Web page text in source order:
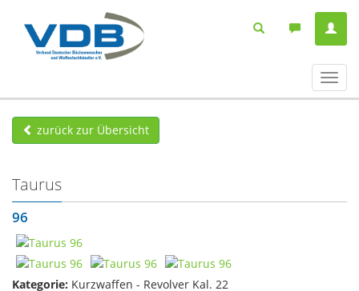
ein-/
zurück zur Übersicht
Taurus
96
Kategorie: Kurzwaffen - Revolver Kal. 22